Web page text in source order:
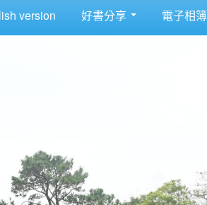
version 好書分享 電子相簿